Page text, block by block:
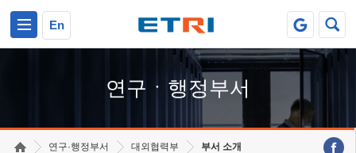
En
연구ㆍ행정부서
연구·행정부서 대외협력부 부서 소개